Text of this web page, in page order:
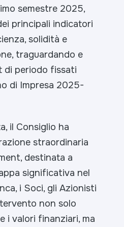
semestre 2025,
principali indicatori
solidità e
traguardando e
di periodo fissati
di Impresa 2025-
il Consiglio ha
straordinaria
destinata a
significativa nel
i Soci, gli Azionisti
non solo
i valori finanziari, ma